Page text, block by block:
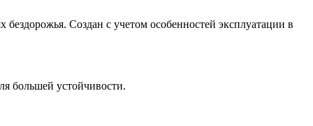
Создан с учетом особенностей эксплуатации в
большей устойчивости.